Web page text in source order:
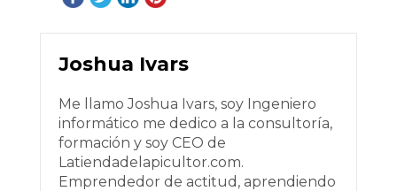
Joshua Ivars
Me llamo Joshua Ivars, soy Ingeniero
informático me dedico a la consultoría,
formación y soy CEO de
Latiendadelapicultor.com.
Emprendedor de actitud, aprendiendo